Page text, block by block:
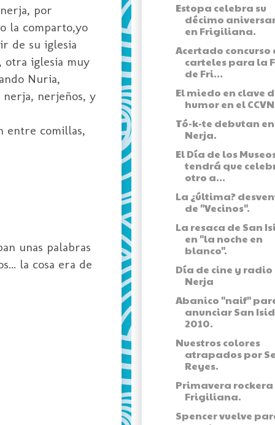
por
la comparto,yo
de su iglesia
otra iglesia muy
Nuria,
nerjeños, y
entre comillas,
unas palabras
la cosa era de
Estopa celebra su
décimo
en Frigiliana.
Acertado concurso
carteles para la
de Fri...
El miedo en clave
humor en el CCVN
Tó-k-te debutan en
Nerja.
El Día de los
tendrá que
otro a...
La ¿última?
de "Vecinos".
La resaca de San
en "la noche en
blanco".
Día de cine y radio
Nerja
Abanico "naif"
anunciar San
2010.
Nuestros colores
atrapados por
Reyes.
Primavera rockera
Frigiliana.
Spencer vuelve